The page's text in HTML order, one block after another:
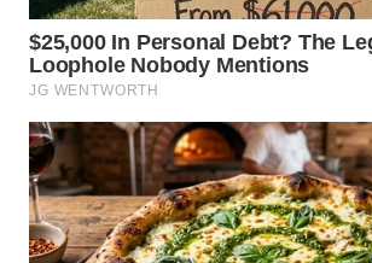
nos joelhos, tornozelos, quadris ou
buscar orientação profissional antes
exercício na rotina de treinos.
Também é importante lembrar que
exige mobilidade e estabilidade
iniciantes devem começar com
e controlados até desenvolver mais
coordenação. Com a prática